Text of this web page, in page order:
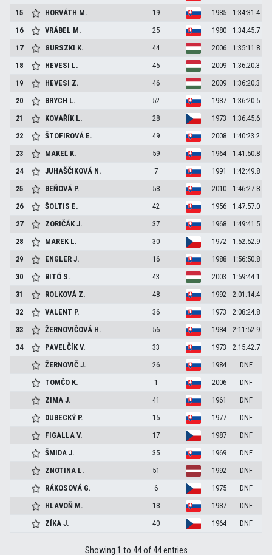
15
HORVÁTH M. 19 1985
1:34:31.4
16
VRÁBEL M. 25 1980
1:34:45.7
17
GURSZKI K. 44 2006
1:35:11.8
18
HEVESI L. 45 2009
1:36:20.3
19
HEVESI Z. 46 2009
1:36:20.3
20
BRYCH L. 52 1987
1:36:20.5
21
KOVAŘÍK L. 28 1973
1:36:45.6
22
ŠTOFIROVÁ E. 49 2008
1:40:23.2
23
MAKEĽ K. 59 1964
1:41:50.8
24
JUHAŠČIKOVÁ N. 7 1991
1:42:49.8
25
BEŇOVÁ P. 58 2010
1:46:27.8
26
ŠOLTIS E. 42 1956
1:47:57.0
27
ZORIČÁKJ. 37 1968
1:49:41.5
28
MAREK L. 30 1972
1:52:52.9
29
ENGLERJ. 16 1988
1:56:50.8
30
BITÓ S. 43 2003
1:59:44.1
31
ROLKOVÁ Z. 48 1992
2:01:14.4
32
VALENT P. 36 1973
2:08:24.8
33
ŽERNOVIČOVÁ H. 56 1984
2:11:52.9
34
PAVELČÍKV. 33 1973
2:15:42.7
ŽERNOVIČJ. 26 1984
DNF
TOMČO K. 1 2006
DNF
ZIMAJ. 41 1961
DNF
DUBECKÝ P. 15 1977
DNF
FIGALLAV. 17 1987
DNF
ŠMIDAJ. 35 1969
DNF
ZNOTINA L. 51 1992
DNF
RÁKOSOVÁ G. 6 1975
DNF
HLAVOŇ M. 18 1987
DNF
ZÍKAJ. 40 1964 DNF
Showing 1 to 44 of 44 entries